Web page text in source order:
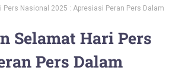
Nasional 2025 : Apresiasi Peran Pers Dalam
Selamat Hari Pers
Pers Dalam